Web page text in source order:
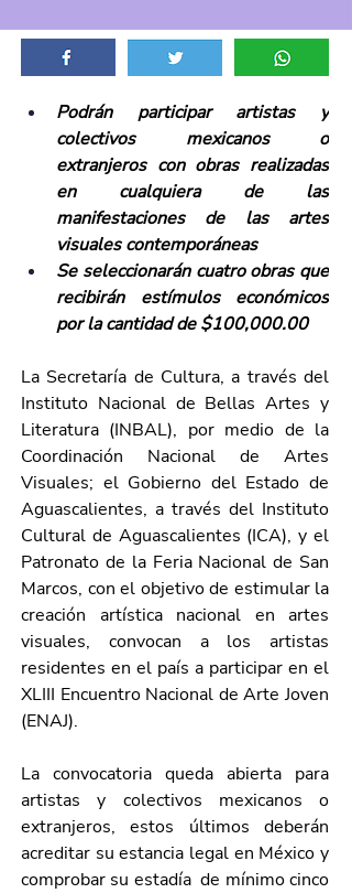
Podrán participar artistas y
colectivos mexicanos o
extranjeros con obras realizadas
en cualquiera de las
manifestaciones de las artes
visuales contemporáneas
Se seleccionarán cuatro obras que
recibirán estímulos económicos
por la cantidad de $100,000.00
La Secretaría de Cultura, a través del
Instituto Nacional de Bellas Artes y
Literatura (INBAL), por medio de la
Coordinación Nacional de Artes
Visuales; el Gobierno del Estado de
Aguascalientes, a través del Instituto
Cultural de Aguascalientes (ICA), y el
Patronato de la Feria Nacional de San
Marcos, con el objetivo de estimular la
creación artística nacional en artes
visuales, convocan a los artistas
residentes en el país a participar en el
XLIII Encuentro Nacional de Arte Joven
(ENAJ).
La convocatoria queda abierta para
artistas y colectivos mexicanos o
extranjeros, estos últimos deberán
acreditar su estancia legal en México y
comprobar su estadía  de mínimo cinco